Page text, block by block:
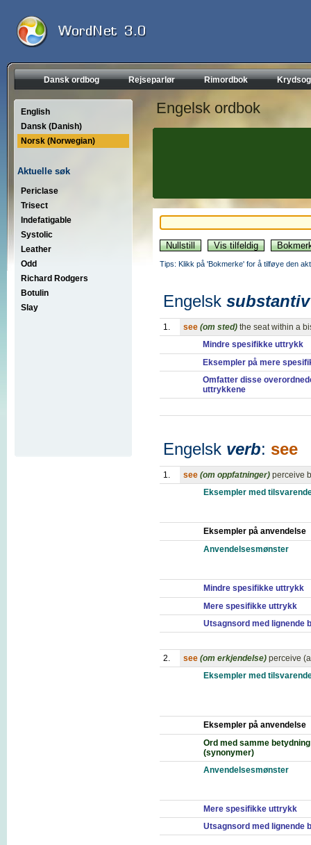
Dansk ordbog Rejseparlør Rimordbok
English
Dansk (Danish)
Norsk (Norwegian)
Aktuelle søk
Periclase
Trisect
Indefatigable
Systolic
Leather
Odd
Richard Rodgers
Botulin
Slay
Engelsk ordbok
Tips: Klikk på 'Bokmerke' for å tilføye den
Engelsk substantiv
1. see (om sted) the seat within a
Mindre spesifikke uttrykk
Eksempler på mere
Omfatter disse
uttrykkene
Engelsk verb: see
1. see (om oppfatninger) perceive
Eksempler med
Eksempler på anvendelse
Anvendelsesmønster
Mindre spesifikke uttrykk
Mere spesifikke uttrykk
Utsagnsord med lignende
2. see (om erkjendelse) perceive
Eksempler med
Eksempler på anvendelse
Ord med samme betydning
(synonymer)
Anvendelsesmønster
Mere spesifikke uttrykk
Utsagnsord med lignende